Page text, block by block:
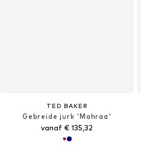
TED BAKER
Gebreide jurk 'Mahraa'
vanaf € 135,32